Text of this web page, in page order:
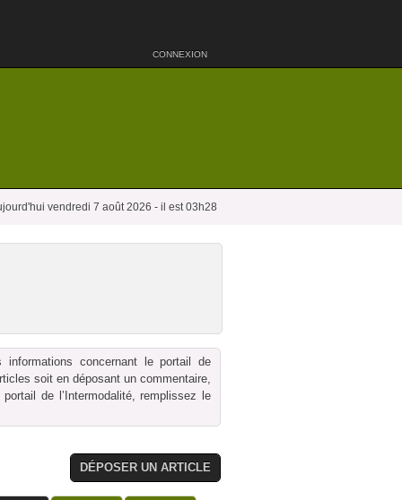
CONNEXION
vendredi 7 août 2026 - il est 03h28
concernant le portail de
soit en déposant un commentaire,
de l’Intermodalité, remplissez le
DÉPOSER UN ARTICLE